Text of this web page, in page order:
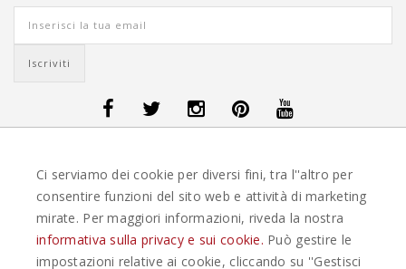
VIAGGI GUATEMALA -OFFERTE VIAGGI ISLANDA -OFFERTE VIAGGI
OFFERTE VIAGGI MAURITIUS OFFERTE VIAGGI MESSICO
OFFERTE VIAGGI NORVEGIA- OFFERTE VIAGGI PORTOGALLO-
OFFERTE VIAGGI SEYCHELLES-OFFERTE VIAGGI SPAGNA-OFFERTE
EASYWEEKS TOUR OPERATOR © 2026 COPYRIGHT EASYWEEK. TUTTI I DIRITTI
Ci serviamo dei cookie per diversi fini, tra l''altro per
consentire funzioni del sito web e attività di marketing
mirate. Per maggiori informazioni, riveda la nostra
informativa sulla privacy e sui cookie. Può gestire le
impostazioni relative ai cookie, cliccando su ''Gestisci